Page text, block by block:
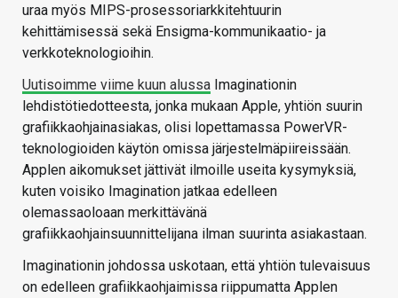
uraa myös MIPS-prosessoriarkkitehtuurin
kehittämisessä sekä Ensigma-kommunikaatio- ja
verkkoteknologioihin.
Uutisoimme viime kuun alussa Imaginationin
lehdistötiedotteesta, jonka mukaan Apple, yhtiön suurin
grafiikkaohjainasiakas, olisi lopettamassa PowerVR-
teknologioiden käytön omissa järjestelmäpiireissään.
Applen aikomukset jättivät ilmoille useita kysymyksiä,
kuten voisiko Imagination jatkaa edelleen
olemassaoloaan merkittävänä
grafiikkaohjainsuunnittelijana ilman suurinta asiakastaan.
Imaginationin johdossa uskotaan, että yhtiön tulevaisuus
on edelleen grafiikkaohjaimissa riippumatta Applen